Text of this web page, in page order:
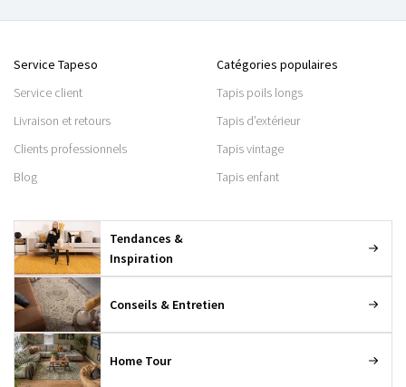
Service Tapeso
Service client
Livraison et retours
Clients professionnels
Blog
Catégories populaires
Tapis poils longs
Tapis d’extérieur
Tapis vintage
Tapis enfant
Tendances &
Inspiration
Conseils & Entretien
Home Tour